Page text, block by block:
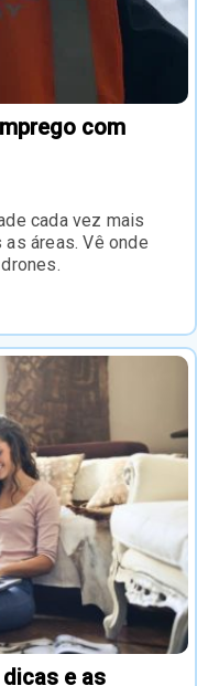
com
cada vez mais
áreas. Vê onde
e as